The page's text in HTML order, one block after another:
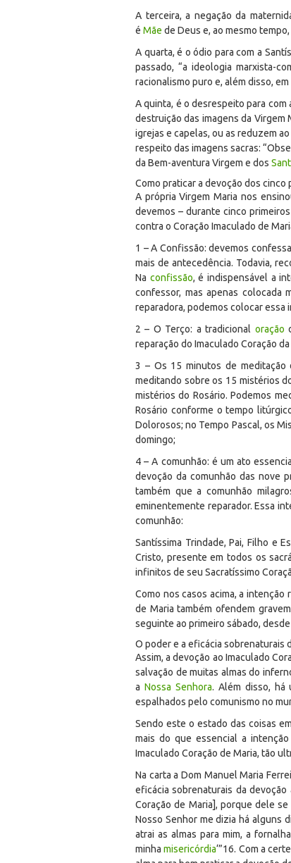
A terceira, a negação da
é Mãe de Deus e, ao mesmo
A quarta, é o ódio para com a
passado, “a ideologia marxista-
racionalismo puro e, além disso,
A quinta, é o desrespeito para com
destruição das imagens da Virgem
igrejas e capelas, ou as reduzem
respeito das imagens sacras:
da Bem-aventura Virgem e dos
Como praticar a devoção dos cinco
A própria Virgem Maria nos
devemos – durante cinco
contra o Coração Imaculado de
1 – A Confissão: devemos
mais de antecedência. Todavia,
Na confissão, é indispensável a
confessor, mas apenas colocada
reparadora, podemos colocar essa
2 – O Terço: a tradicional oração
reparação do Imaculado Coração
3 – Os 15 minutos de meditação
meditando sobre os 15 mistérios
mistérios do Rosário. Podemos
Rosário conforme o tempo
Dolorosos; no Tempo Pascal, os
domingo;
4 – A comunhão: é um ato
devoção da comunhão das nove
também que a comunhão
eminentemente reparador. Essa
comunhão:
Santíssima Trindade, Pai, Filho e
Cristo, presente em todos os
infinitos de seu Sacratíssimo
Como nos casos acima, a
de Maria também ofendem
seguinte ao primeiro sábado,
O poder e a eficácia sobrenaturais
Assim, a devoção ao Imaculado
salvação de muitas almas do
a Nossa Senhora. Além disso, há
espalhados pelo comunismo no
Sendo este o estado das coisas
mais do que essencial a
Imaculado Coração de Maria, tão
Na carta a Dom Manuel Maria
eficácia sobrenaturais da devoção
Coração de Maria], porque dele
Nosso Senhor me dizia há alguns
atrai as almas para mim, a
minhamisericórdia‘”16. Com a